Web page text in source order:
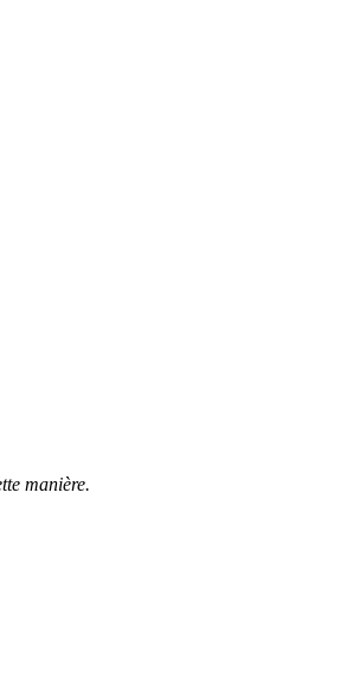
manière.